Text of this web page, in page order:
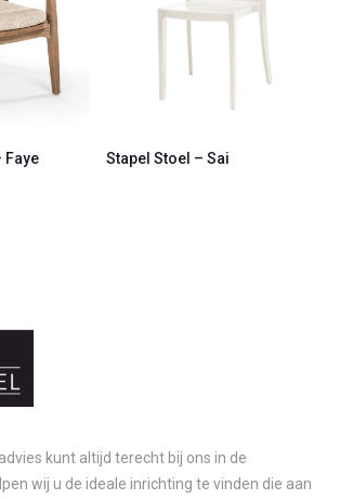
Faye Stapel Stoel – Sai
kunt altijd terecht bij ons in de
wij u de ideale inrichting te vinden die aan